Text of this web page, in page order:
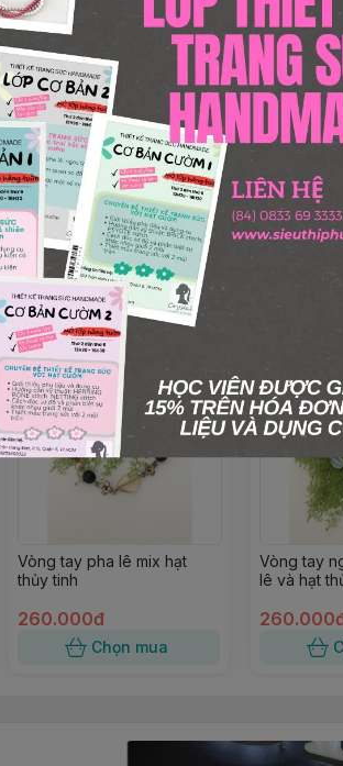
dài: 15 – 16cmLoại hàng:
sắc: có nhiều màu, có thể đặt màu
Vòng tay pha lê mix hạt
thủy tinh
260.000đ
Chọn mua
Vòng tay
lê và hạt